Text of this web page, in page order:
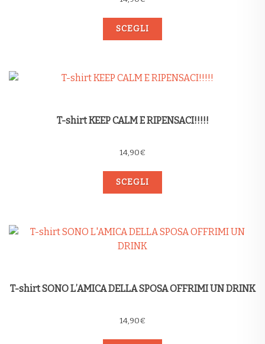
SCEGLI
T-shirt KEEP CALM E RIPENSACI!!!!!
14,90€
SCEGLI
T-shirt SONO L’AMICA DELLA SPOSA OFFRIMI UN DRINK
14,90€